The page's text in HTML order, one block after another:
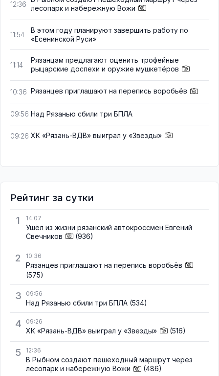
12:36
лесопарк и набережную Вожи
11:54
В этом году планируют завершить работу по
«Есенинской Руси»
11:14
Рязанцам предлагают оценить трофейные
рыцарские доспехи и оружие мушкетёров
10:36 Рязанцев приглашают на перепись воробьёв
09:56 Над Рязанью сбили три БПЛА
09:26 ХК «Рязань-ВДВ» выиграл у «Звезды»
Рейтинг за сутки
1
14:07
Ушёл из жизни рязанский автокроссмен Евгений
Свечников
(936)
2 10:36
Рязанцев приглашают на перепись воробьёв
(575)
3 09:56
Над Рязанью сбили три БПЛА (534)
4 09:26
ХК «Рязань-ВДВ» выиграл у «Звезды» (516)
5 12:36
В Рыбном создают пешеходный маршрут через
лесопарк и набережную Вожи
(486)